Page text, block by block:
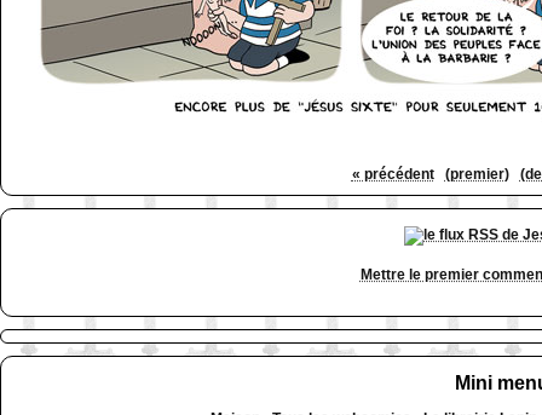
« précédent (premier)
Mettre le premier
Mini